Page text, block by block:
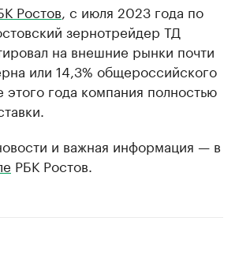
Ростов , с июля 2023 года по
зернотрейдер ТД
на внешние рынки почти
или 14,3% общероссийского
года компания полностью
и важная информация — в
РБК Ростов.